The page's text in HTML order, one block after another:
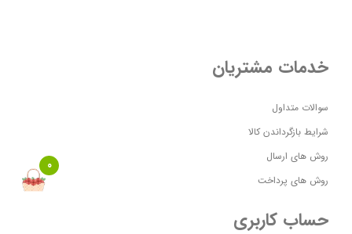
خدمات مشتریان
سوالات متداول
شرایط بازگرداندن کالا
روش های ارسال
روش های پرداخت
حساب کاربری
0